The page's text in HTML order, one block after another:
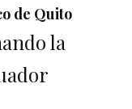
de Quito
la